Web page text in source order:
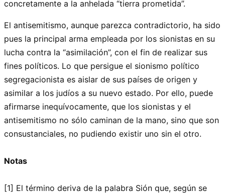
concretamente a la anhelada “tierra prometida”.
El antisemitismo, aunque parezca contradictorio, ha sido
pues la principal arma empleada por los sionistas en su
lucha contra la “asimilación”, con el fin de realizar sus
fines políticos. Lo que persigue el sionismo político
segregacionista es aislar de sus países de origen y
asimilar a los judíos a su nuevo estado. Por ello, puede
afirmarse inequívocamente, que los sionistas y el
antisemitismo no sólo caminan de la mano, sino que son
consustanciales, no pudiendo existir uno sin el otro.
Notas
[1] El término deriva de la palabra Sión que, según se